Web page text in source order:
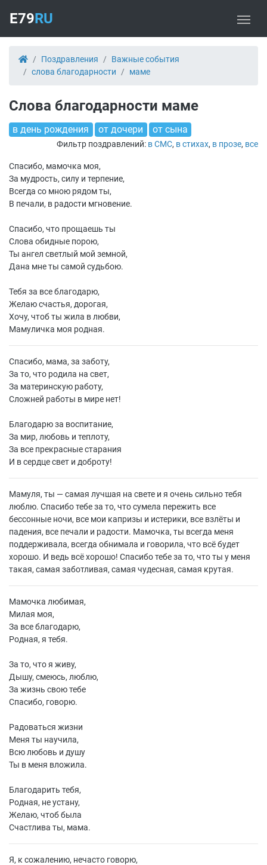
E79RU
Поздравления
Важные события
слова благодарности
маме
Слова благодарности маме
в день рождения от дочери от сына
Фильтр поздравлений: в СМС, в стихах, в прозе, все
Спасибо, мамочка моя,
За мудрость, силу и терпение,
Всегда со мною рядом ты,
В печали, в радости мгновение.
Спасибо, что прощаешь ты
Слова обидные порою,
Ты ангел светлый мой земной,
Дана мне ты самой судьбою.
Тебя за все благодарю,
Желаю счастья, дорогая,
Хочу, чтоб ты жила в любви,
Мамуличка моя родная.
Спасибо, мама, за заботу,
За то, что родила на свет,
За материнскую работу,
Сложней работы в мире нет!
Благодарю за воспитание,
За мир, любовь и теплоту,
За все прекрасные старания
И в сердце свет и доброту!
Мамуля, ты — самая лучшая на свете и я очень сильно тебя
люблю. Спасибо тебе за то, что сумела пережить все
бессонные ночи, все мои капризы и истерики, все взлёты и
падения, все печали и радости. Мамочка, ты всегда меня
поддерживала, всегда обнимала и говорила, что всё будет
хорошо. И ведь всё хорошо! Спасибо тебе за то, что ты у меня
такая, самая заботливая, самая чудесная, самая крутая.
Мамочка любимая,
Милая моя,
За все благодарю,
Родная, я тебя.
За то, что я живу,
Дышу, смеюсь, люблю,
За жизнь свою тебе
Спасибо, говорю.
Радоваться жизни
Меня ты научила,
Всю любовь и душу
Ты в меня вложила.
Благодарить тебя,
Родная, не устану,
Желаю, чтоб была
Счастлива ты, мама.
Я, к сожалению, нечасто говорю,